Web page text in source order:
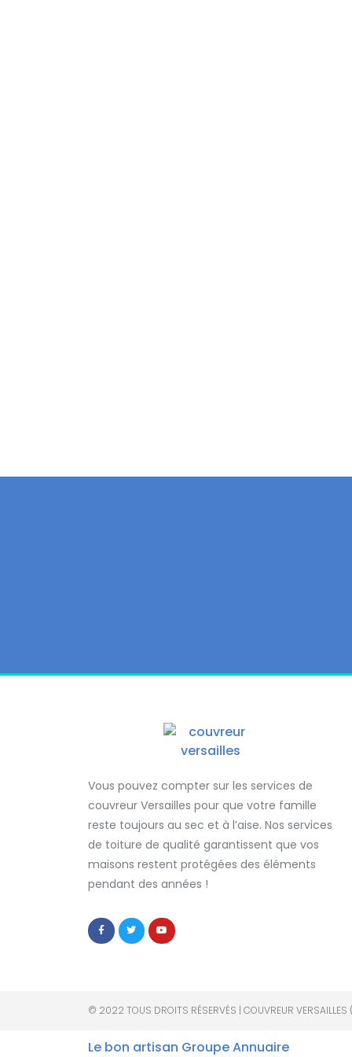
Vous pouvez compter sur les services de
couvreur Versailles pour que votre famille
reste toujours au sec et à l’aise. Nos services
de toiture de qualité garantissent que vos
maisons restent protégées des éléments
pendant des années !
© 2022 TOUS DROITS RÉSERVÉS | COUVREUR
Le bon artisan Groupe Annuaire